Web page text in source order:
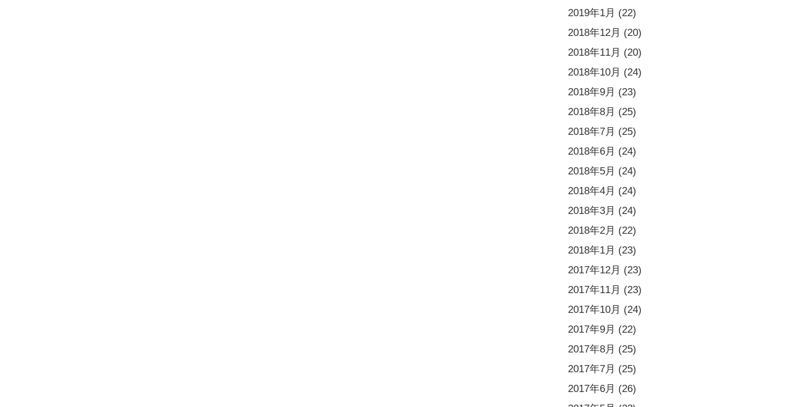
2019年1月 (22)
2018年12月 (20)
2018年11月 (20)
2018年10月 (24)
2018年9月 (23)
2018年8月 (25)
2018年7月 (25)
2018年6月 (24)
2018年5月 (24)
2018年4月 (24)
2018年3月 (24)
2018年2月 (22)
2018年1月 (23)
2017年12月 (23)
2017年11月 (23)
2017年10月 (24)
2017年9月 (22)
2017年8月 (25)
2017年7月 (25)
2017年6月 (26)